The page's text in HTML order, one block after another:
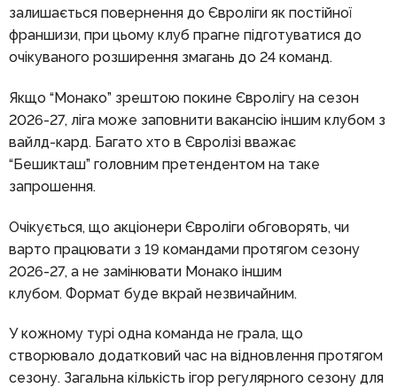
залишається повернення до Євроліги як постійної
франшизи, при цьому клуб прагне підготуватися до
очікуваного розширення змагань до 24 команд.
Якщо “Монако” зрештою покине Євролігу на сезон
2026-27, ліга може заповнити вакансію іншим клубом з
вайлд-кард. Багато хто в Євролізі вважає
“Бешикташ”головним претендентом на таке
запрошення.
Очікується, що акціонери Євроліги обговорять, чи
варто працювати з 19 командами протягом сезону
2026-27, а не замінювати Монако іншим
клубом. Формат буде вкрай незвичайним.
У кожному турі одна команда не грала, що
створювало додатковий час на відновлення протягом
сезону. Загальна кількість ігор регулярного сезону для